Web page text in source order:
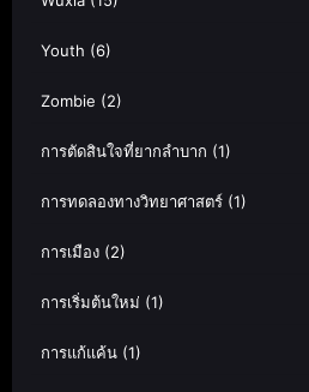
Youth (6)
Zombie (2)
การตัดสินใจที่ยากลำบาก (1)
การทดลองทางวิทยาศาสตร์ (1)
การเมือง (2)
การเริ่มต้นใหม่ (1)
การแก้แค้น (1)